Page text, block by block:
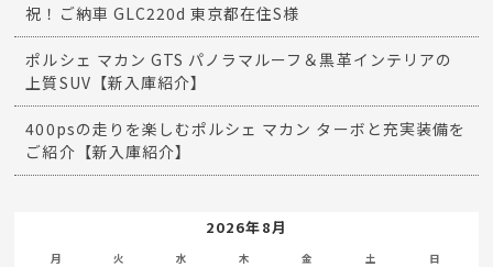
祝！ご納車 GLC220d 東京都在住S様
ポルシェ マカン GTS パノラマルーフ＆黒革インテリアの
上質SUV【新入庫紹介】
400psの走りを楽しむポルシェ マカン ターボと充実装備を
ご紹介【新入庫紹介】
2026年8月
月 火 水 木 金 土 日